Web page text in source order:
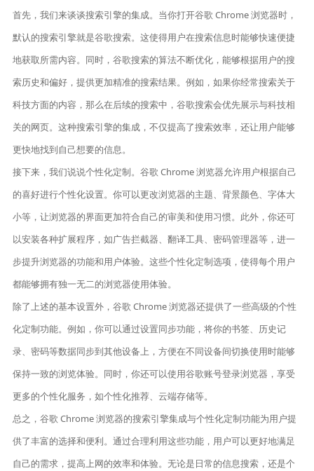
首先，我们来谈谈搜索引擎的集成。当你打开谷歌 Chrome 浏览器时，
默认的搜索引擎就是谷歌搜索。这使得用户在搜索信息时能够快速便捷
地获取所需内容。同时，谷歌搜索的算法不断优化，能够根据用户的搜
索历史和偏好，提供更加精准的搜索结果。例如，如果你经常搜索关于
科技方面的内容，那么在后续的搜索中，谷歌搜索会优先展示与科技相
关的网页。这种搜索引擎的集成，不仅提高了搜索效率，还让用户能够
更快地找到自己想要的信息。
接下来，我们说说个性化定制。谷歌 Chrome 浏览器允许用户根据自己
的喜好进行个性化设置。你可以更改浏览器的主题、背景颜色、字体大
小等，让浏览器的界面更加符合自己的审美和使用习惯。此外，你还可
以安装各种扩展程序，如广告拦截器、翻译工具、密码管理器等，进一
步提升浏览器的功能和用户体验。这些个性化定制选项，使得每个用户
都能够拥有独一无二的浏览器使用体验。
除了上述的基本设置外，谷歌 Chrome 浏览器还提供了一些高级的个性
化定制功能。例如，你可以通过设置同步功能，将你的书签、历史记
录、密码等数据同步到其他设备上，方便在不同设备间切换使用时能够
保持一致的浏览体验。同时，你还可以使用谷歌账号登录浏览器，享受
更多的个性化服务，如个性化推荐、云端存储等。
总之，谷歌 Chrome 浏览器的搜索引擎集成与个性化定制功能为用户提
供了丰富的选择和便利。通过合理利用这些功能，用户可以更好地满足
自己的需求，提高上网的效率和体验。无论是日常的信息搜索，还是个